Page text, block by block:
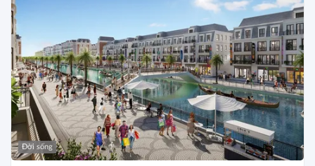
Đời sống